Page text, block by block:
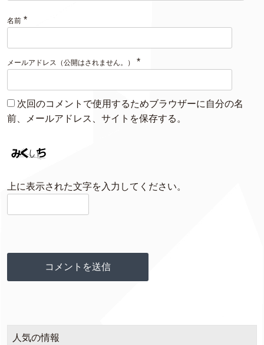
名前 *
メールアドレス（公開はされません。） *
次回のコメントで使用するためブラウザーに自分の名
前、メールアドレス、サイトを保存する。
上に表示された文字を入力してください。
人気の情報